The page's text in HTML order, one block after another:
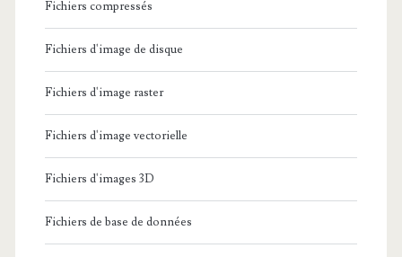
Fichiers compressés
Fichiers d'image de disque
Fichiers d'image raster
Fichiers d'image vectorielle
Fichiers d'images 3D
Fichiers de base de données